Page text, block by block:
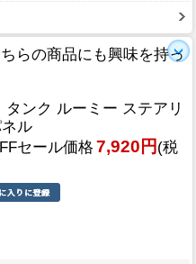
らの商品にも興味を持っ
タンク ルーミー ステアリ
ル
セール価格 7,920円 (税